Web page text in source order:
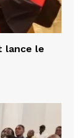
lance le